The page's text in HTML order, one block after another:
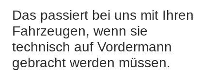
Das passiert bei uns mit Ihren
Fahrzeugen, wenn sie
technisch auf Vordermann
gebracht werden müssen.